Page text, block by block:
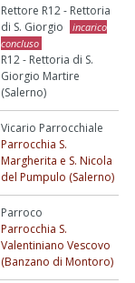
Rettore R12 - Rettoria
di S. Giorgio
incarico
concluso
R12 - Rettoria di S.
Giorgio Martire
(Salerno)
Vicario Parrocchiale
Parrocchia S.
Margherita e S. Nicola
del Pumpulo (Salerno)
Parroco
Parrocchia S.
Valentiniano Vescovo
(Banzano di Montoro)